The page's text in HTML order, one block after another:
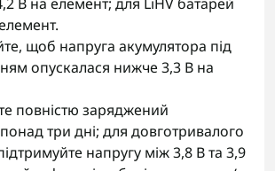
щоб напруга акумулятора під
опускалася нижче 3,3 В на
повністю заряджений
три дні; для довготривалого
напругу між 3,8 В та 3,9